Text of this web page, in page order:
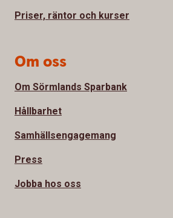
Priser, räntor och kurser
Om oss
Om Sörmlands Sparbank
Hållbarhet
Samhällsengagemang
Press
Jobba hos oss